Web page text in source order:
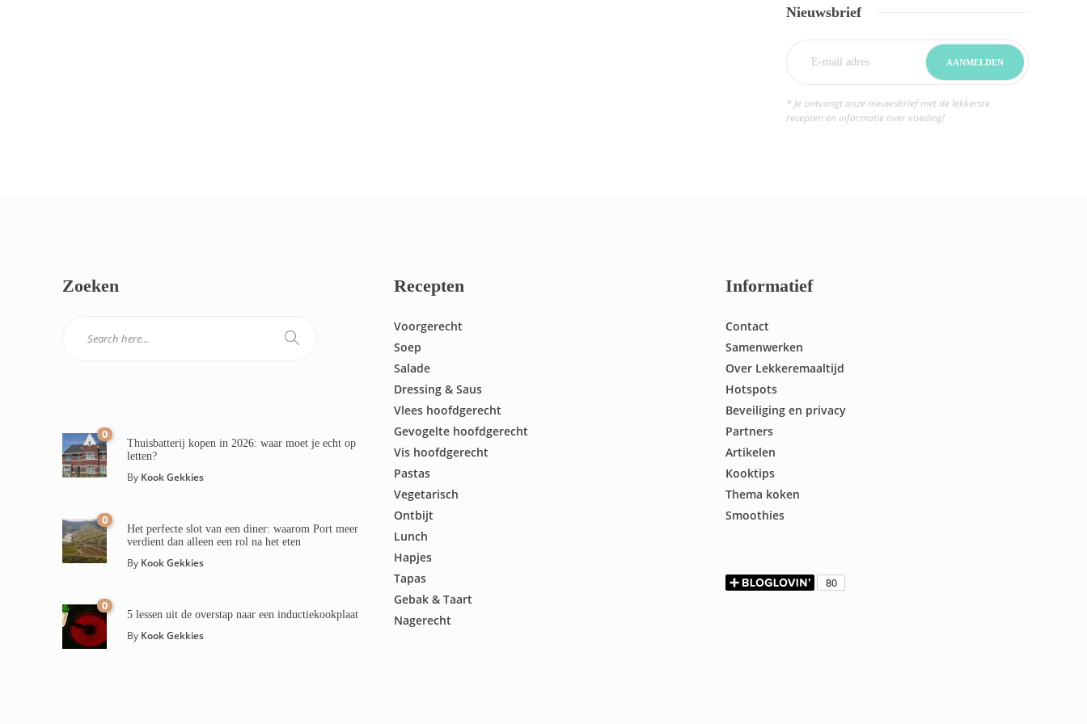
Nieuwsbrief
* Je ontvangt onze nieuwsbrief met de lekkerste
recepten en informatie over voeding!
Zoeken
0
Thuisbatterij kopen in 2026: waar moet je echt op
letten?
By Kook Gekkies
0
Het perfecte slot van een diner: waarom Port meer
verdient dan alleen een rol na het eten
By Kook Gekkies
0
5 lessen uit de overstap naar een inductiekookplaat
By Kook Gekkies
Recepten
Voorgerecht
Soep
Salade
Dressing & Saus
Vlees hoofdgerecht
Gevogelte hoofdgerecht
Vis hoofdgerecht
Pastas
Vegetarisch
Ontbijt
Lunch
Hapjes
Tapas
Gebak & Taart
Nagerecht
Informatief
Contact
Samenwerken
Over Lekkeremaaltijd
Hotspots
Beveiliging en privacy
Partners
Artikelen
Kooktips
Thema koken
Smoothies